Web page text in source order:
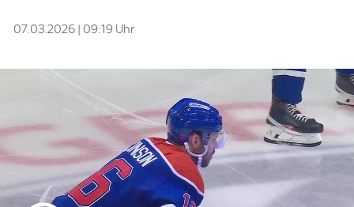
07.03.2026 | 09:19 Uhr